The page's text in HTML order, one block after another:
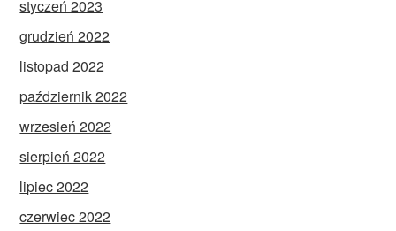
styczeń 2023
grudzień 2022
listopad 2022
październik 2022
wrzesień 2022
sierpień 2022
lipiec 2022
czerwiec 2022